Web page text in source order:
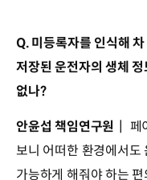
Q. 미등록자를 인식해
저장된 운전자의 생체
없나?
안윤섭 책임연구원 ┃
보니 어떠한 환경에서도
가능하게 해줘야 하는